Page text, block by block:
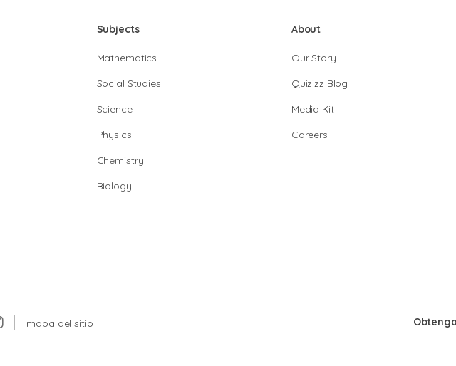
Subjects
Mathematics
Social Studies
Science
Physics
Chemistry
Biology
About
Our Story
Quizizz Blog
Media Kit
Careers
mapa del sitio